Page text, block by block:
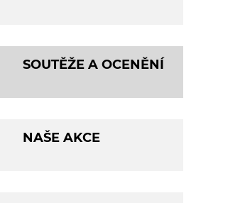
SOUTĚŽE A OCENĚNÍ
NAŠE AKCE